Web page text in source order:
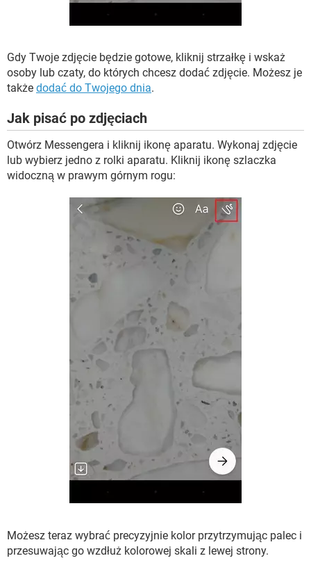
Gdy Twoje zdjęcie będzie gotowe, kliknij strzałkę i wskaż
osoby lub czaty, do których chcesz dodać zdjęcie. Możesz je
także dodać do Twojego dnia.
Jak pisać po zdjęciach
Otwórz Messengera i kliknij ikonę aparatu. Wykonaj zdjęcie
lub wybierz jedno z rolki aparatu. Kliknij ikonę szlaczka
widoczną w prawym górnym rogu:
Możesz teraz wybrać precyzyjnie kolor przytrzymując palec i
przesuwając go wzdłuż kolorowej skali z lewej strony.